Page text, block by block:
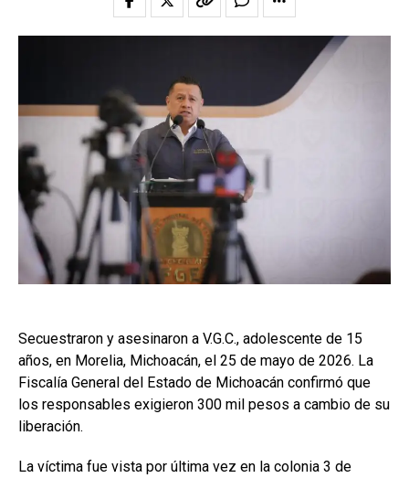
Secuestraron y asesinaron a V.G.C., adolescente de 15
años, en Morelia, Michoacán, el 25 de mayo de 2026. La
Fiscalía General del Estado de Michoacán confirmó que
los responsables exigieron 300 mil pesos a cambio de su
liberación.
La víctima fue vista por última vez en la colonia 3 de